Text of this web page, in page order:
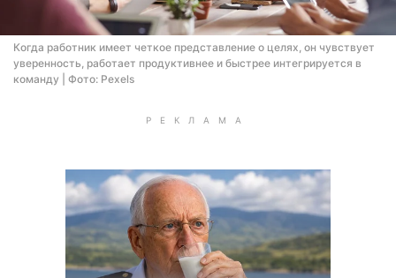
Когда работник имеет четкое представление о целях, он чувствует
уверенность, работает продуктивнее и быстрее интегрируется в
команду | Фото: Pexels